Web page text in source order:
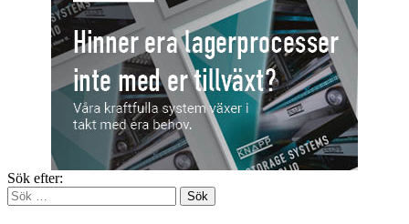
Sök efter: